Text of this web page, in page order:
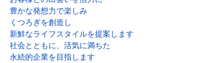
豊かな発想力で楽しみ
くつろぎを創造し
新鮮なライフスタイルを提案します
社会とともに、活気に満ちた
永続的企業を目指します